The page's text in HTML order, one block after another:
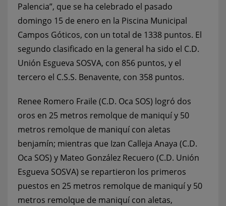
Palencia”, que se ha celebrado el pasado
domingo 15 de enero en la Piscina Municipal
Campos Góticos, con un total de 1338 puntos. El
segundo clasificado en la general ha sido el C.D.
Unión Esgueva SOSVA, con 856 puntos, y el
tercero el C.S.S. Benavente, con 358 puntos.
Renee Romero Fraile (C.D. Oca SOS) logró dos
oros en 25 metros remolque de maniquí y 50
metros remolque de maniquí con aletas
benjamín; mientras que Izan Calleja Anaya (C.D.
Oca SOS) y Mateo González Recuero (C.D. Unión
Esgueva SOSVA) se repartieron los primeros
puestos en 25 metros remolque de maniquí y 50
metros remolque de maniquí con aletas,